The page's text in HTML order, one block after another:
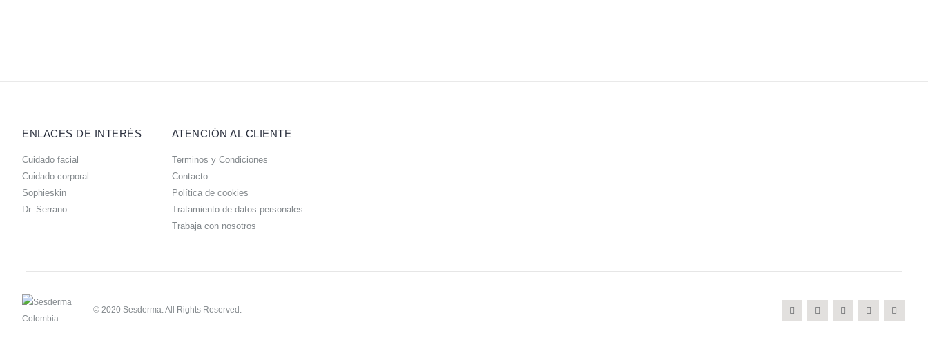
ENLACES DE INTERÉS
Cuidado facial
Cuidado corporal
Sophieskin
Dr. Serrano
ATENCIÓN AL CLIENTE
Terminos y Condiciones
Contacto
Política de cookies
Tratamiento de datos personales
Trabaja con nosotros
© 2020 Sesderma. All Rights Reserved.